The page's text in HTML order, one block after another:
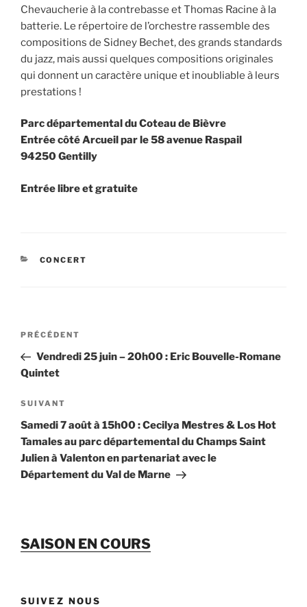
Chevaucherie à la contrebasse et Thomas Racine à la
batterie. Le répertoire de l’orchestre rassemble des
compositions de Sidney Bechet, des grands standards
du jazz, mais aussi quelques compositions originales
qui donnent un caractère unique et inoubliable à leurs
prestations !
Parc départemental du Coteau de Bièvre
Entrée côté Arcueil par le 58 avenue Raspail
94250 Gentilly
Entrée libre et gratuite
CATÉGORIES
CONCERT
Navigation
l’article
Article
précédent
PRÉCÉDENT
Vendredi 25 juin – 20h00 : Eric Bouvelle-Romane
Quintet
Article
suivant
SUIVANT
Samedi 7 août à 15h00 : Cecilya Mestres & Los Hot
Tamales au parc départemental du Champs Saint
Julien à Valenton en partenariat avec le
Département du Val de Marne
SAISON EN COURS
SUIVEZ NOUS